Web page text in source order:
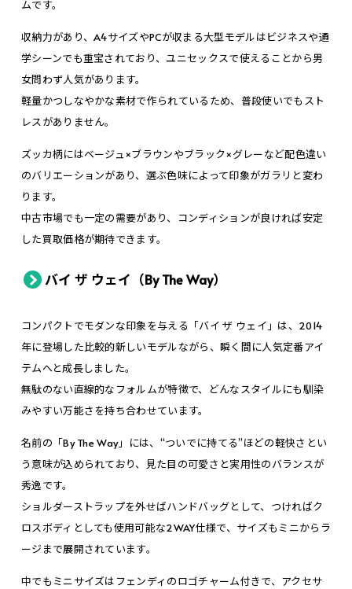
ムです。
収納力があり、A4サイズやPCが収まる大型モデルはビジネスや通
学シーンでも重宝されており、ユニセックスで使えることから男
女問わず人気があります。
軽量かつしなやかな素材で作られているため、普段使いでもスト
レスがありません。
ズッカ柄にはベージュ×ブラウンやブラック×グレーなど配色違い
のバリエーションがあり、選ぶ色味によって印象がガラリと変わ
ります。
中古市場でも一定の需要があり、コンディションが良ければ安定
した買取価格が期待できます。
バイ ザ ウェイ（By The Way）
コンパクトでモダンな印象を与える「バイ ザ ウェイ」は、2014
年に登場した比較的新しいモデルながら、瞬く間に人気定番アイ
テムへと成長しました。
無駄のない直線的なフォルムが特徴で、どんなスタイルにも馴染
みやすい万能さを持ち合わせています。
名前の「By The Way」には、“ついでに持てる”ほどの軽快さとい
う意味が込められており、見た目の可愛さと実用性のバランスが
秀逸です。
ショルダーストラップを外せばハンドバッグとして、つければク
ロスボディとしても使用可能な2WAY仕様で、サイズもミニからラ
ージまで展開されています。
中でもミニサイズはフェンディのロゴチャーム付きで、アクセサ